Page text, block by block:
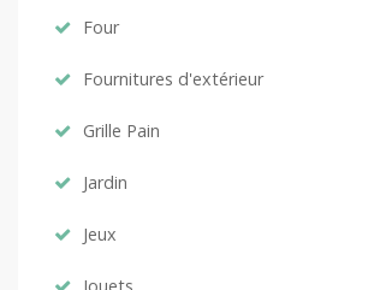
Four
Fournitures d'extérieur
Grille Pain
Jardin
Jeux